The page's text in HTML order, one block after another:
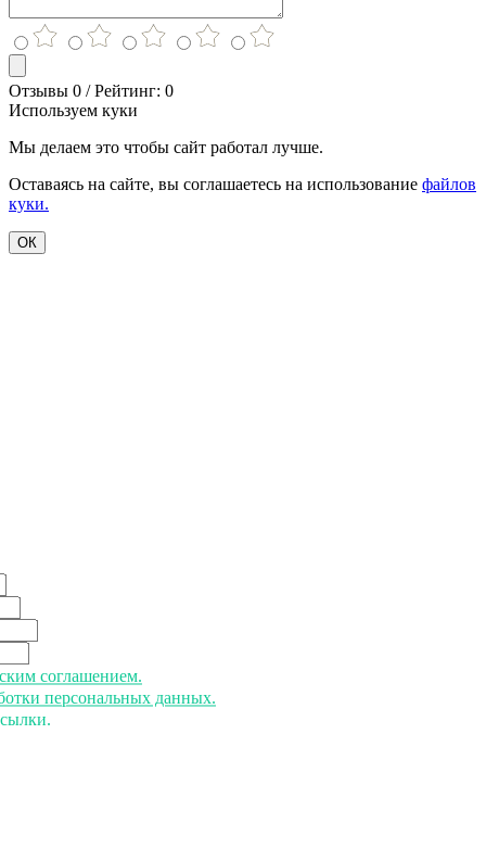
Отзывы 0 / Рейтинг: 0
Используем куки
Мы делаем это чтобы сайт работал лучше.
Оставаясь на сайте, вы соглашаетесь на использование файлов
куки.
ОК
соглашением.
персональных данных.